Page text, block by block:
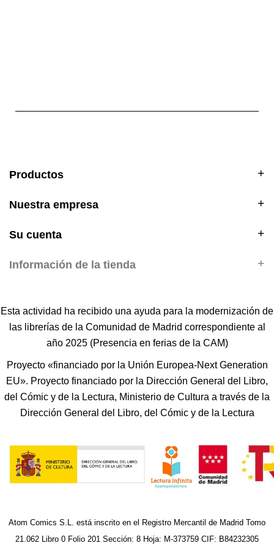
Productos
Nuestra empresa
Su cuenta
Información de la tienda
Esta actividad ha recibido una ayuda para la modernización de
las librerías de la Comunidad de Madrid correspondiente al
año 2025 (Presencia en ferias de la CAM)
Proyecto «financiado por la Unión Europea-Next Generation
EU». Proyecto financiado por la Dirección General del Libro,
del Cómic y de la Lectura, Ministerio de Cultura a través de la
Dirección General del Libro, del Cómic y de la Lectura
Atom Comics S.L. está inscrito en el Registro Mercantil de Madrid Tomo
21.062 Libro 0 Folio 201 Sección: 8 Hoja: M-373759 CIF: B84232305